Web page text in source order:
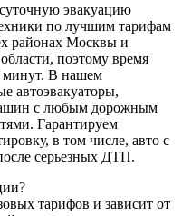
эвакуацию
по лучшим тарифам
районах Москвы и
поэтому время
минут. В нашем
автоэвакуаторы,
с любым дорожным
Гарантируем
в том числе, авто с
серьезных ДТП.
тарифов и зависит от